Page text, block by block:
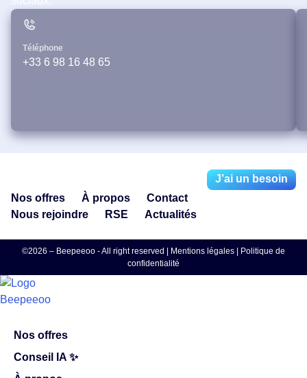
Téléphone
+33 6 98 16 48 65
Nos offres À propos
Contact
Nous rejoindre
RSE Actualités
J’ai un besoin
©2026 – Beepeeoo - All right reserved | Mentions légales
Politique de
confidentialité
Nos offres
Conseil IA ✨